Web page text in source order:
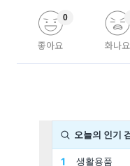
좋아요
0
화나요